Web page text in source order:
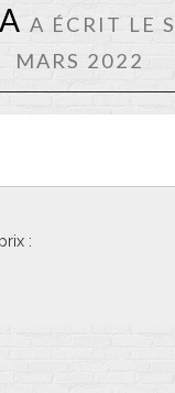
A ÉCRIT LE
MARS 2022
: